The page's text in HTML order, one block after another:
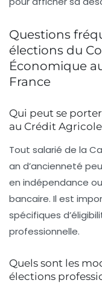
Questions
élections du
Économique
France
Qui peut se
au Crédit
Tout salarié de la
an d’ancienneté
en indépendance
bancaire. Il est
spécifiques
professionnelle.
Quels sont les
élections